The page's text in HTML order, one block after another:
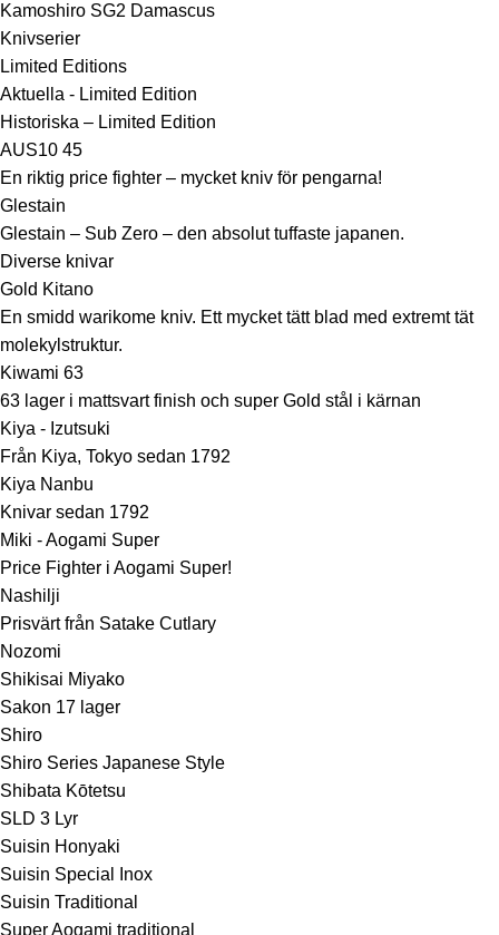
Kamoshiro SG2 Damascus
Knivserier
Limited Editions
Aktuella - Limited Edition
Historiska – Limited Edition
AUS10 45
En riktig price fighter – mycket kniv för pengarna!
Glestain
Glestain – Sub Zero – den absolut tuffaste japanen.
Diverse knivar
Gold Kitano
En smidd warikome kniv. Ett mycket tätt blad med extremt tät
molekylstruktur.
Kiwami 63
63 lager i mattsvart finish och super Gold stål i kärnan
Kiya - Izutsuki
Från Kiya, Tokyo sedan 1792
Kiya Nanbu
Knivar sedan 1792
Miki - Aogami Super
Price Fighter i Aogami Super!
Nashilji
Prisvärt från Satake Cutlary
Nozomi
Shikisai Miyako
Sakon 17 lager
Shiro
Shiro Series Japanese Style
Shibata Kōtetsu
SLD 3 Lyr
Suisin Honyaki
Suisin Special Inox
Suisin Traditional
Super Aogami traditional